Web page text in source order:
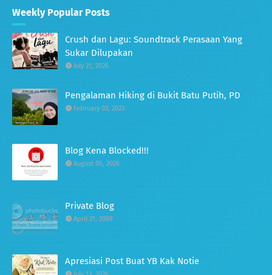
Weekly Popular Posts
Crush dan Lagu: Soundtrack Perasaan Yang
Sukar Dilupakan
July 21, 2026
Pengalaman Hiking di Bukit Batu Putih, PD
February 02, 2023
Blog Kena Blocked!!!
August 05, 2026
Private Blog
April 21, 2009
Apresiasi Post Buat YB Kak Notie